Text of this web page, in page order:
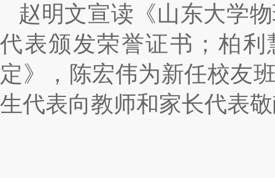
赵明文宣读《山东大学
代表颁发荣誉证书；柏
定》，陈宏伟为新任校友
生代表向教师和家长代表